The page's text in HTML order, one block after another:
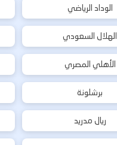
الوداد الرياضي
الهلال السعودي
الأهلي المصري
برشلونة
ريال مدريد